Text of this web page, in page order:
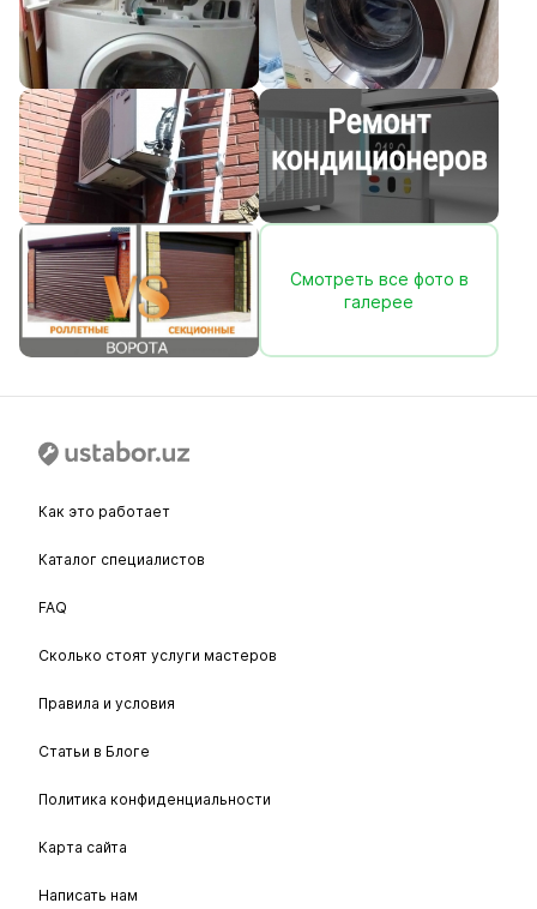
Смотреть все фото в
галерее
Как это работает
Каталог специалистов
FAQ
Сколько стоят услуги мастеров
Правила и условия
Статьи в Блоге
Политика конфиденциальности
Карта сайта
Написать нам